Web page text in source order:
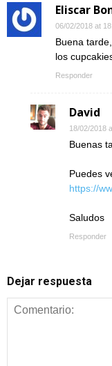
Eliscar
06/02/2018 at
Buena
los
Responder
David
18/02/2018
Buenas
Puedes
https://
Saludos
Responder
Dejar respuesta